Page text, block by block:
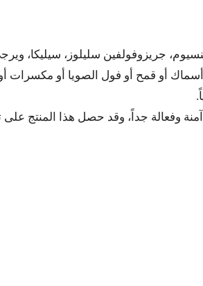
جريزوفولفين سليلوز، سيليكا،
أو قمح أو فول الصويا أو مكسرات
آمنة وفعالة جداً، وقد حصل هذا المنتج